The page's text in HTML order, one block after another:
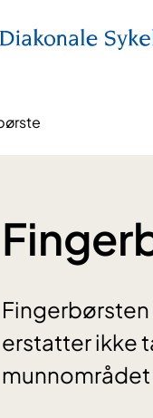
erstatter ikke